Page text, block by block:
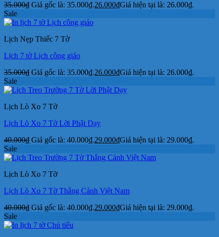
35.000₫ Giá gốc là: 35.000₫.26.000₫Giá hiện tại là: 26.000₫.
Sale
Lịch Nẹp Thiếc 7 Tờ
Lịch 7 tờ Lịch công giáo
35.000₫ Giá gốc là: 35.000₫.26.000₫Giá hiện tại là: 26.000₫.
Sale
Lịch Lò Xo 7 Tờ
Lịch Lò Xo 7 Tờ Lời Phật Dạy
40.000₫ Giá gốc là: 40.000₫.29.000₫Giá hiện tại là: 29.000₫.
Sale
Lịch Lò Xo 7 Tờ
Lịch Lò Xo 7 Tờ Thắng Cảnh Việt Nam
40.000₫ Giá gốc là: 40.000₫.29.000₫Giá hiện tại là: 29.000₫.
Sale